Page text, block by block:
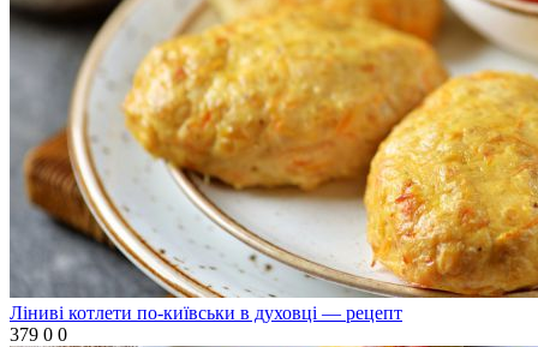
Ліниві котлети по-київськи в духовці — рецепт
379 0 0